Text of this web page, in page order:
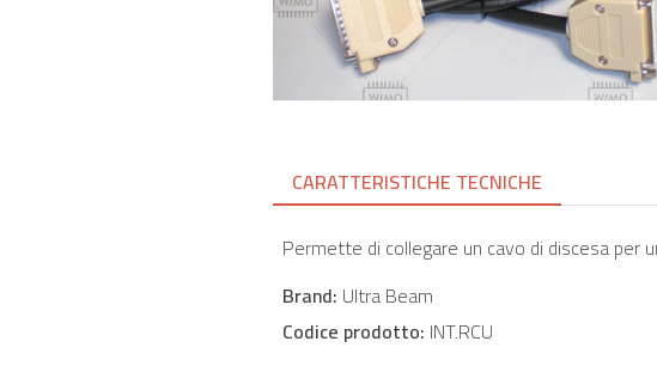
CARATTERISTICHE TECNICHE
Permette di collegare un cavo di discesa per
Brand: Ultra Beam
Codice prodotto: INT.RCU